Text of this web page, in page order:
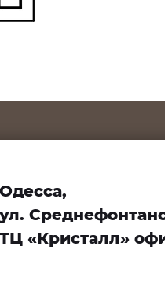
Одесса,
ул.
ТЦ «Кристалл»